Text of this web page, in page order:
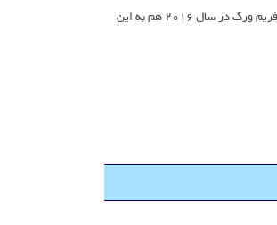
بسته بندی شده ارائه شده است. در مارس 2015، لاراول به عنوان معروف ترین فریم ورک php شناخته شد و این فریم ورک در سال 2016 هم به این